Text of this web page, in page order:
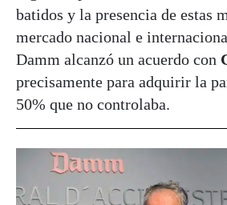
batidos y la presencia de estas
mercado nacional e
Damm alcanzó un acuerdo con
precisamente para adquirir la
50% que no controlaba.